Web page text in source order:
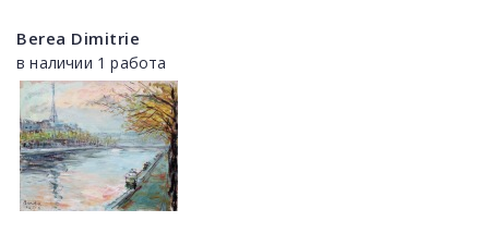
Berea Dimitrie
в наличии 1 работа